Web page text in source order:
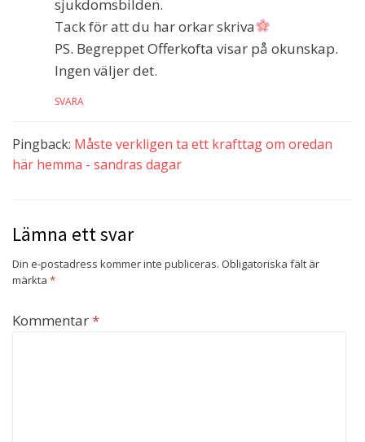
sjukdomsbilden.
Tack för att du har orkar skriva
PS. Begreppet Offerkofta visar på okunskap.
Ingen väljer det.
SVARA
Pingback: Måste verkligen ta ett krafttag om oredan
här hemma - sandras dagar
Lämna ett svar
Din e-postadress kommer inte publiceras. Obligatoriska fält är
märkta *
Kommentar*